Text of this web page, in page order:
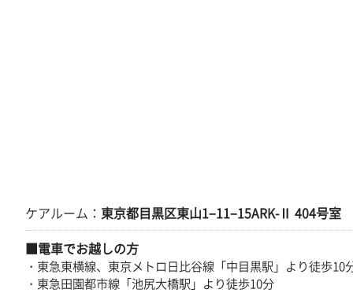
ケアルーム： 東京都目黒区東山1−11−15ARK-Ⅱ 404号室
■電車でお越しの方
・東急東横線、東京メトロ日比谷線「中目黒駅」より徒歩10
・東急田園都市線「池尻大橋駅」より徒歩10分